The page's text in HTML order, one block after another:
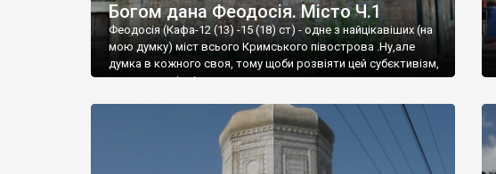
Богом дана Феодосія. Місто Ч.1
Феодосія (Кафа-12 (13) -15 (18) ст) - одне з найцікавіших (на
мою думку) міст всього Кримського півострова .Ну,але
думка в кожного своя, тому щоби розвіяти цей субєктивізм,
запрошую відвідати це